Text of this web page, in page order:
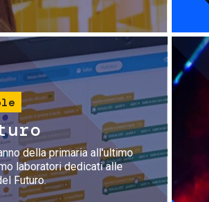
della primaria all'ultimo
laboratori dedicati alle
Futuro.